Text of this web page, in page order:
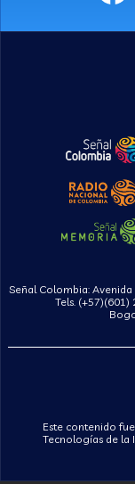
Señal Colombia:
Tels. (+57)(601)
Este contenido
Tecnologías de la